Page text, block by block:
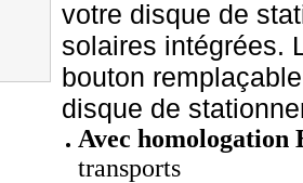
votre disque de
solaires intégrées.
bouton
disque de
Avec homologation
transports